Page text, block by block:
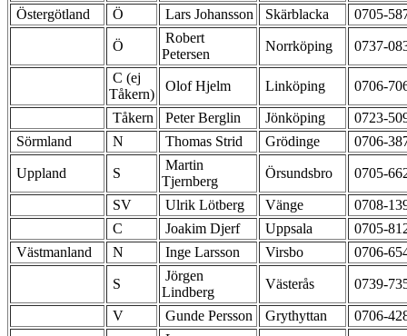
Östergötland Ö Lars Johansson Skärblacka 0705-
Ö
Robert
Petersen
Norrköping 0737-
C (ej
Tåkern)
Olof Hjelm Linköping 0706-
Tåkern Peter Berglin Jönköping
0723-
Sörmland
N Thomas Strid Grödinge 0706-
Uppland S
Martin
Tjernberg
Örsundsbro 0705-
SV Ulrik Lötberg Vänge
0708-
C
Joakim Djerf Uppsala
0705-
Västmanland
N Inge Larsson Virsbo 0706-
S
Jörgen
Lindberg
Västerås 0739-
V Gunde Persson Grythyttan
0706-